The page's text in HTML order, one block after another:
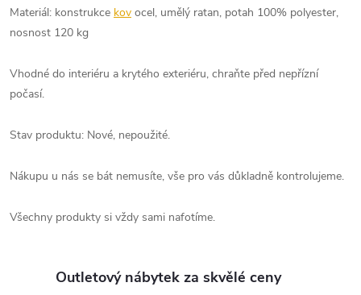
Materiál: konstrukce kov ocel, umělý ratan, potah 100% polyester,
nosnost 120 kg
Vhodné do interiéru a krytého exteriéru, chraňte před nepřízní
počasí.
Stav produktu: Nové, nepoužité.
Nákupu u nás se bát nemusíte, vše pro vás důkladně kontrolujeme.
Všechny produkty si vždy sami nafotíme.
Outletový nábytek za skvělé ceny